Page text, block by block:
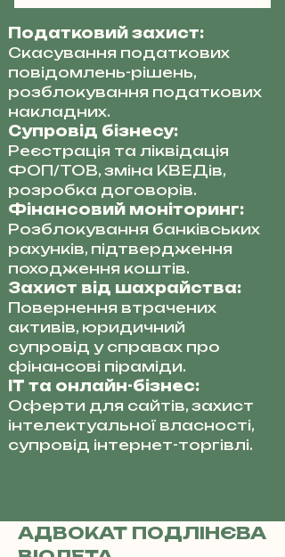
Податковий захист:
Скасування податкових
повідомлень-рішень,
розблокування податкових
накладних.
Супровід бізнесу:
Реєстрація та ліквідація
ФОП/ТОВ, зміна КВЕДів,
розробка договорів.
Фінансовий моніторинг:
Розблокування банківських
рахунків, підтвердження
походження коштів.
Захист від шахрайства:
Повернення втрачених
активів, юридичний
супровід у справах про
фінансові піраміди.
IT та онлайн-бізнес:
Оферти для сайтів, захист
інтелектуальної власності,
супровід інтернет-торгівлі.
АДВОКАТ ПОДЛІНЄВА